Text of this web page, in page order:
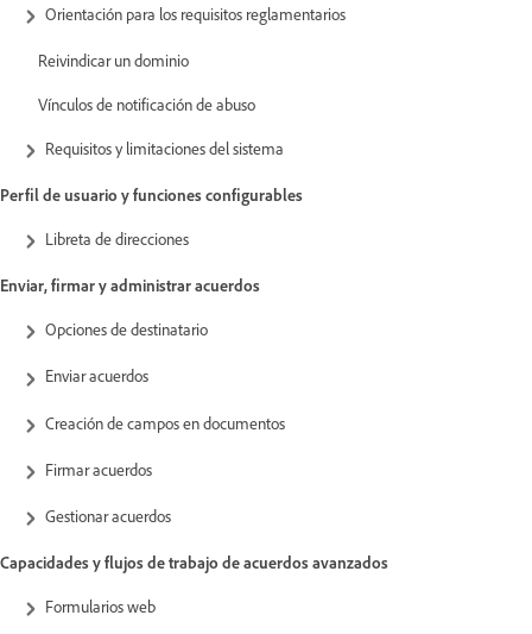
Orientación para los requisitos reglamentarios
Reivindicar un dominio
Vínculos de notificación de abuso
Requisitos y limitaciones del sistema
Perfil de usuario y funciones configurables
Libreta de direcciones
Enviar, firmar y administrar acuerdos
Opciones de destinatario
Enviar acuerdos
Creación de campos en documentos
Firmar acuerdos
Gestionar acuerdos
Capacidades y flujos de trabajo de acuerdos avanzados
Formularios web